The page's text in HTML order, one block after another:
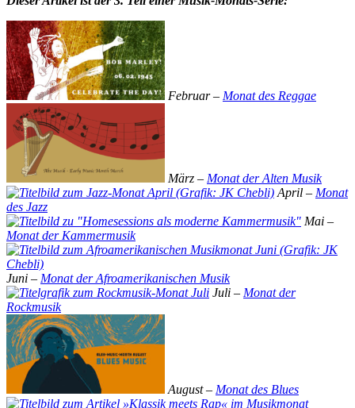
Februar – Monat des Reggae
März – Monat der Alten Musik
April – Monat
des Jazz
Mai –
Monat der Kammermusik
Juni – Monat der Afroamerikanischen Musik
Juli – Monat der
Rockmusik
August – Monat des Blues